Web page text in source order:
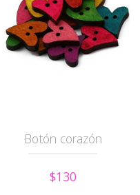
Botón corazón
$130